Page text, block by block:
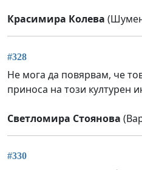
Красимира Колева
#328
Не мога да повярвам, че
приноса на този културен
Светломира Стоянова
#330